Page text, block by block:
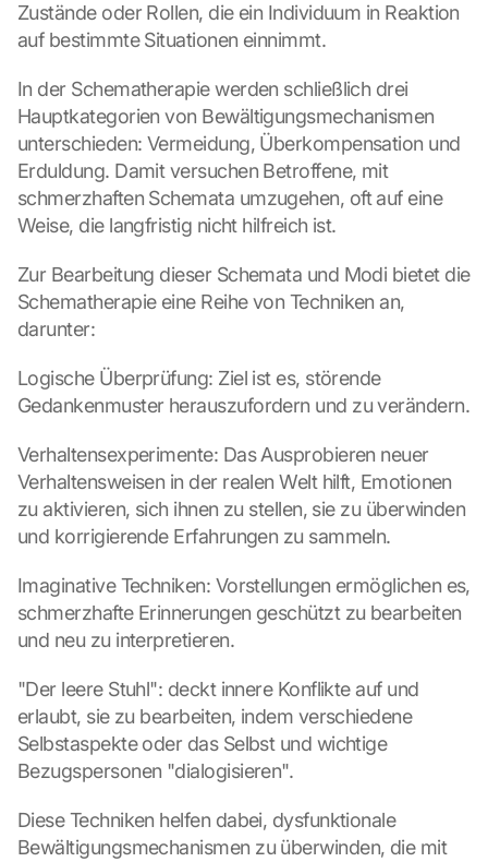
Zustände oder Rollen, die ein Individuum in Reaktion
auf bestimmte Situationen einnimmt.
In der Schematherapie werden schließlich drei
Hauptkategorien von Bewältigungsmechanismen
unterschieden: Vermeidung, Überkompensation und
Erduldung. Damit versuchen Betroffene, mit
schmerzhaften Schemata umzugehen, oft auf eine
Weise, die langfristig nicht hilfreich ist.
Zur Bearbeitung dieser Schemata und Modi bietet die
Schematherapie eine Reihe von Techniken an,
darunter:
Logische Überprüfung: Ziel ist es, störende
Gedankenmuster herauszufordern und zu verändern.
Verhaltensexperimente: Das Ausprobieren neuer
Verhaltensweisen in der realen Welt hilft, Emotionen
zu aktivieren, sich ihnen zu stellen, sie zu überwinden
und korrigierende Erfahrungen zu sammeln.
Imaginative Techniken: Vorstellungen ermöglichen es,
schmerzhafte Erinnerungen geschützt zu bearbeiten
und neu zu interpretieren.
"Der leere Stuhl": deckt innere Konflikte auf und
erlaubt, sie zu bearbeiten, indem verschiedene
Selbstaspekte oder das Selbst und wichtige
Bezugspersonen "dialogisieren".
Diese Techniken helfen dabei, dysfunktionale
Bewältigungsmechanismen zu überwinden, die mit